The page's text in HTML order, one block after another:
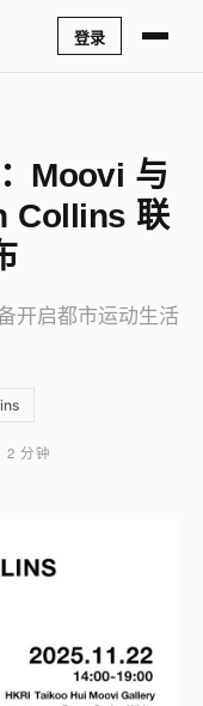
登录
Moovi 与
Collins 联
开启都市运动生活
2 分钟